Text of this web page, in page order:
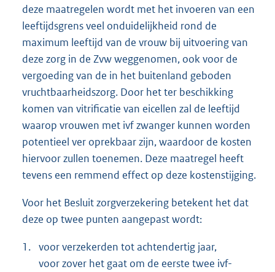
deze maatregelen wordt met het invoeren van een
leeftijdsgrens veel onduidelijkheid rond de
maximum leeftijd van de vrouw bij uitvoering van
deze zorg in de Zvw weggenomen, ook voor de
vergoeding van de in het buitenland geboden
vruchtbaarheidszorg. Door het ter beschikking
komen van vitrificatie van eicellen zal de leeftijd
waarop vrouwen met ivf zwanger kunnen worden
potentieel ver oprekbaar zijn, waardoor de kosten
hiervoor zullen toenemen. Deze maatregel heeft
tevens een remmend effect op deze kostenstijging.
Voor het Besluit zorgverzekering betekent het dat
deze op twee punten aangepast wordt:
1. voor verzekerden tot achtendertig jaar,
voor zover het gaat om de eerste twee ivf-